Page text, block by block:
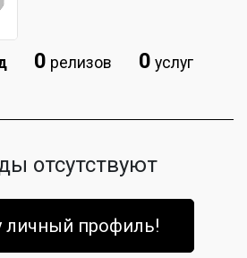
0 релизов 0 услуг
отсутствуют
личный профиль!